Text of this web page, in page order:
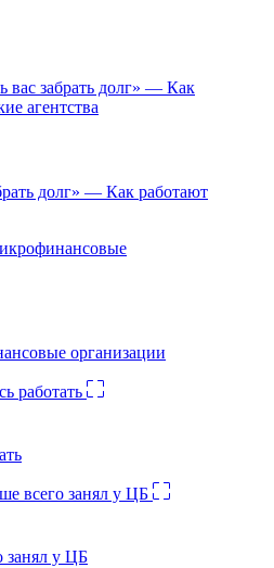
долг» — Как работают
организации
занял у ЦБ